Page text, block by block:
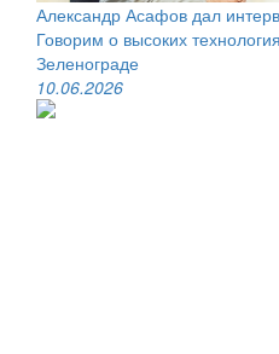
Александр Асафов дал
Говорим о высоких
Зеленограде
10.06.2026